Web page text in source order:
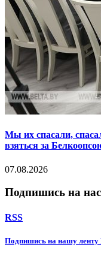
Мы их спасали,
взяться за
07.08.2026
Подпишись на
RSS
Подпишиcь на нашу ленту